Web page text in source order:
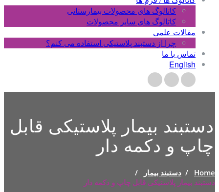
کاتالوگ های محصولات بیمارستانی
کاتالوگ های سایر محصولات
مقالات علمی
چرا از دستبند پلاستیکی استفاده می کنم؟
تماس با ما
English
دستبند بیمار پلاستیکی قابل
چاپ و دکمه دار
Home
/ دستبند بیمار
/
دستبند بیمار پلاستیکی قابل چاپ و دکمه دار